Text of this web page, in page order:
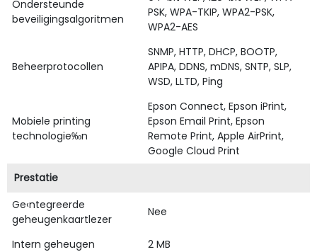
Ondersteunde
beveiligingsalgoritmen
PSK, WPA-TKIP, WPA2-PSK,
WPA2-AES
Beheerprotocollen
SNMP, HTTP, DHCP, BOOTP,
APIPA, DDNS, mDNS, SNTP, SLP,
WSD, LLTD, Ping
Mobiele printing
technologie‰n
Epson Connect, Epson iPrint,
Epson Email Print, Epson
Remote Print, Apple AirPrint,
Google Cloud Print
Prestatie
Ge‹ntegreerde
geheugenkaartlezer
Nee
Intern geheugen
2 MB